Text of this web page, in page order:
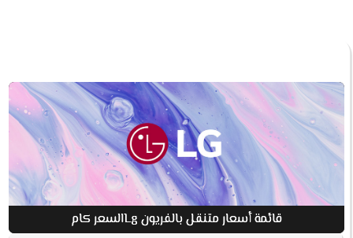
قائمة أسعار متنقل بالفريون Lgالسعر كام